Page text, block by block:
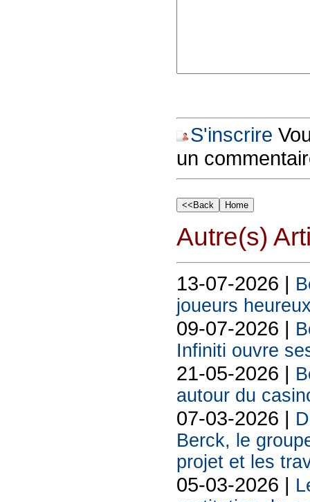
S'inscrire
un
Autre(s)
13-07-2026 |
joueurs
09-07-2026 |
Infiniti ouvre
21-05-2026 |
autour du
07-03-2026 |
Berck, le
projet et les
05-03-2026 |